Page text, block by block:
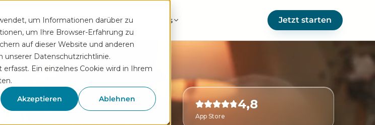
um Informationen darüber zu
um Ihre Browser-Erfahrung zu
auf dieser Website und anderen
unserer Datenschutzrichtlinie.
Ein einzelnes Cookie wird in Ihrem
Akzeptieren Ablehnen
Wissen Hilfe Über uns Jetzt starten
4,8
App Store